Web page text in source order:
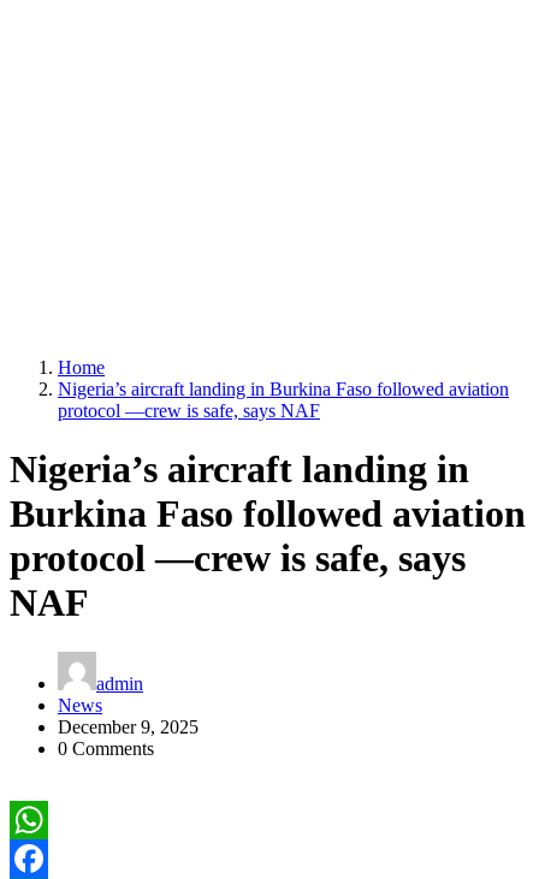
Home
Nigeria’s aircraft landing in Burkina Faso followed aviation
protocol —crew is safe, says NAF
Nigeria’s aircraft landing in
Burkina Faso followed aviation
protocol —crew is safe, says
NAF
admin
News
December 9, 2025
0 Comments
WhatsApp